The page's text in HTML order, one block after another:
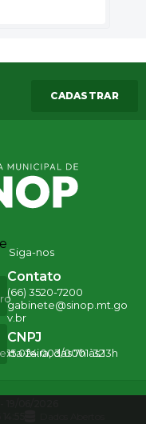
CADASTRAR
Siga-nos
Contato
(66) 3520-7200
gabinete@sinop.mt.go
v.br
feira, das 7h às 13h
CNPJ
15.024.003/0001-32